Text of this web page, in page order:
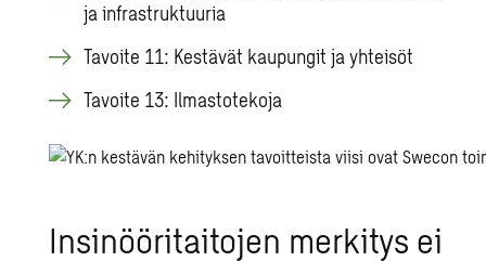
ja infrastruktuuria
Tavoite 11: Kestävät kaupungit ja yhteisöt
Tavoite 13: Ilmastotekoja
Insinööritaitojen merkitys ei